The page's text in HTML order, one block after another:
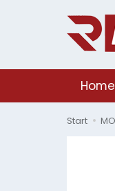
Home
Start